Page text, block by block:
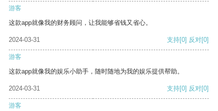
游客
这款app就像我的财务顾问，让我能够省钱又省心。
2024-03-31 支持[0] 反对[0]
游客
这款app就像我的娱乐小助手，随时随地为我的娱乐提供帮助。
2024-03-31 支持[0] 反对[0]
游客